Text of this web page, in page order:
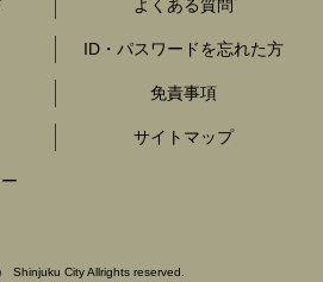
よくある質問
ID・パスワードを忘れた方
免責事項
サイトマップ
Shinjuku City Allrights reserved.